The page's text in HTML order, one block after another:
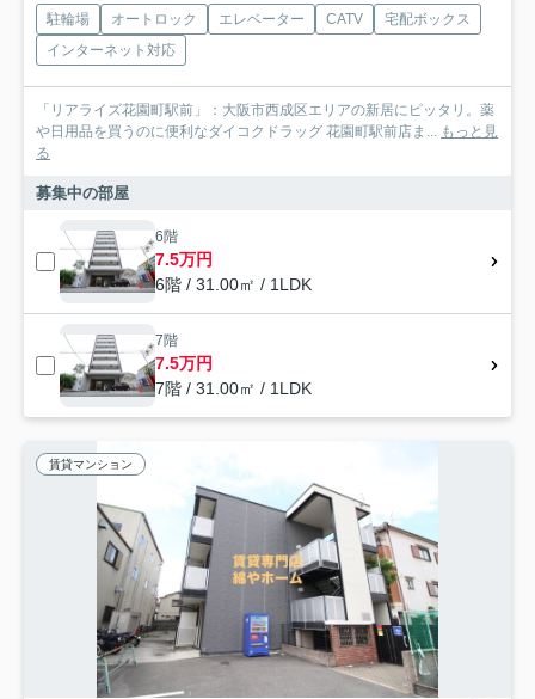
駐輪場 オートロック エレベーター CATV
宅配ボックス
インターネット対応
「リアライズ花園町駅前」：大阪市西成区エリアの新居にピッタリ。薬
や日用品を買うのに便利なダイコクドラッグ 花園町駅前店ま... もっと見
る
募集中の部屋
6階
7.5万円
6階 / 31.00㎡ / 1LDK
7階
7.5万円
7階 / 31.00㎡ / 1LDK
賃貸マンション